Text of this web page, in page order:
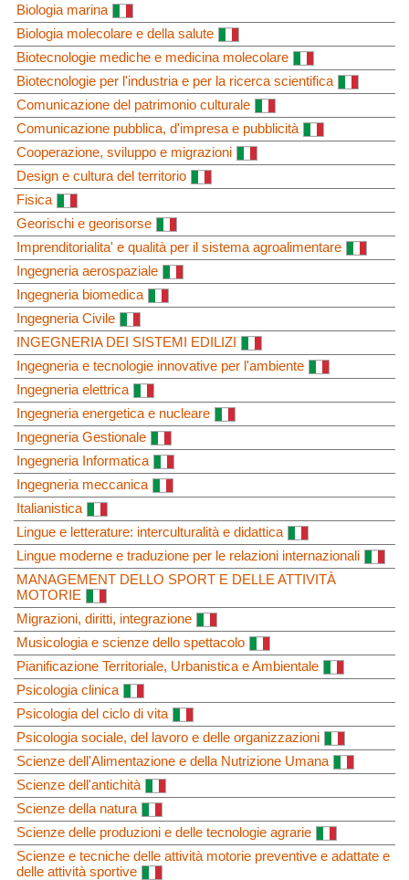
Biologia marina
Biologia molecolare e della salute
Biotecnologie mediche e medicina molecolare
Biotecnologie per l'industria e per la ricerca scientifica
Comunicazione del patrimonio culturale
Comunicazione pubblica, d'impresa e pubblicità
Cooperazione, sviluppo e migrazioni
Design e cultura del territorio
Fisica
Georischi e georisorse
Imprenditorialita' e qualità per il sistema agroalimentare
Ingegneria aerospaziale
Ingegneria biomedica
Ingegneria Civile
INGEGNERIA DEI SISTEMI EDILIZI
Ingegneria e tecnologie innovative per l'ambiente
Ingegneria elettrica
Ingegneria energetica e nucleare
Ingegneria Gestionale
Ingegneria Informatica
Ingegneria meccanica
Italianistica
Lingue e letterature: interculturalità e didattica
Lingue moderne e traduzione per le relazioni internazionali
MANAGEMENT DELLO SPORT E DELLE ATTIVITÀ
MOTORIE
Migrazioni, diritti, integrazione
Musicologia e scienze dello spettacolo
Pianificazione Territoriale, Urbanistica e Ambientale
Psicologia clinica
Psicologia del ciclo di vita
Psicologia sociale, del lavoro e delle organizzazioni
Scienze dell'Alimentazione e della Nutrizione Umana
Scienze dell'antichità
Scienze della natura
Scienze delle produzioni e delle tecnologie agrarie
Scienze e tecniche delle attività motorie preventive e adattate e
delle attività sportive